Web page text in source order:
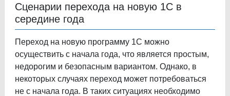
Сценарии перехода на новую 1С в
середине года
Переход на новую программу 1С можно
осуществить с начала года, что является простым,
недорогим и безопасным вариантом. Однако, в
некоторых случаях переход может потребоваться
не с начала года. В таких ситуациях необходимо